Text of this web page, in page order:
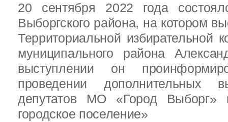
20 сентября 2022 года
Выборгского района, на котором
Территориальной избирательной
муниципального района
выступлении он
проведении дополнительных
депутатов МО «Город
городское поселение»